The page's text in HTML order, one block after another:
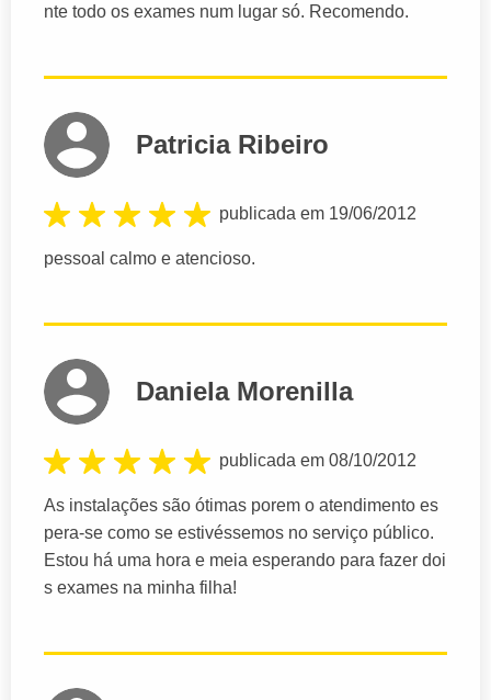
nte todo os exames num lugar só. Recomendo.
Patricia Ribeiro
publicada em 19/06/2012
pessoal calmo e atencioso.
Daniela Morenilla
publicada em 08/10/2012
As instalações são ótimas porem o atendimento es
pera-se como se estivéssemos no serviço público.
Estou há uma hora e meia esperando para fazer doi
s exames na minha filha!